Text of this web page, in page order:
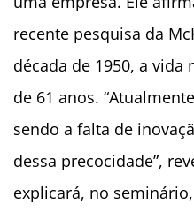
recente pesquisa da
década de 1950, a vida
de 61 anos.
sendo a falta de
dessa precocidade”,
explicará, no